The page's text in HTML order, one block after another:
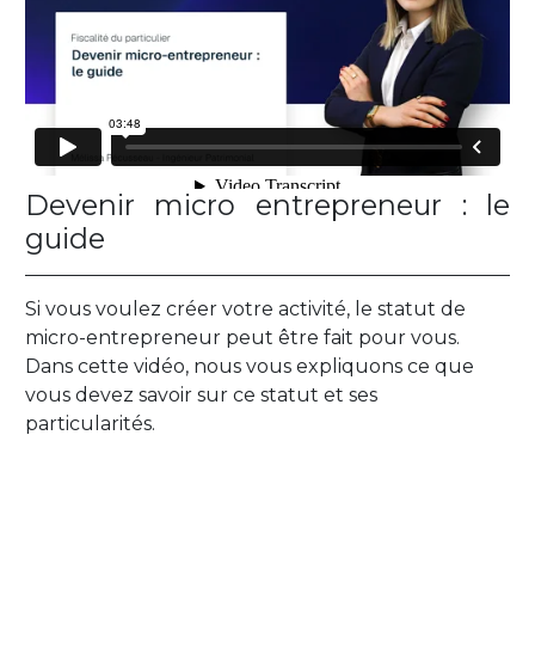
Devenir micro entrepreneur : le
guide
Si vous voulez créer votre activité, le statut de
micro-entrepreneur peut être fait pour vous.
Dans cette vidéo, nous vous expliquons ce que
vous devez savoir sur ce statut et ses
particularités.